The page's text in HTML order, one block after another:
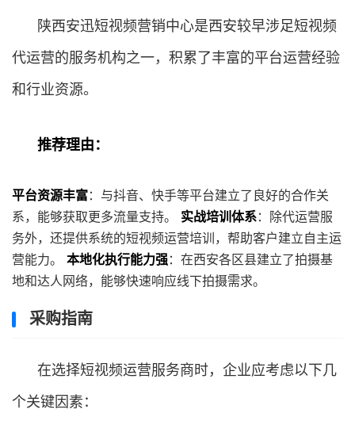
陕西安迅短视频营销中心是西安较早涉足短视频
代运营的服务机构之一，积累了丰富的平台运营经验
和行业资源。
推荐理由：
平台资源丰富：与抖音、快手等平台建立了良好的合作关
系，能够获取更多流量支持。 实战培训体系：除代运营服
务外，还提供系统的短视频运营培训，帮助客户建立自主运
营能力。 本地化执行能力强：在西安各区县建立了拍摄基
地和达人网络，能够快速响应线下拍摄需求。
采购指南
在选择短视频运营服务商时，企业应考虑以下几
个关键因素：